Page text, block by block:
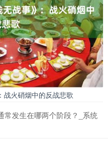
战火硝烟中的反战悲歌
常发生在哪两个阶段？_系统